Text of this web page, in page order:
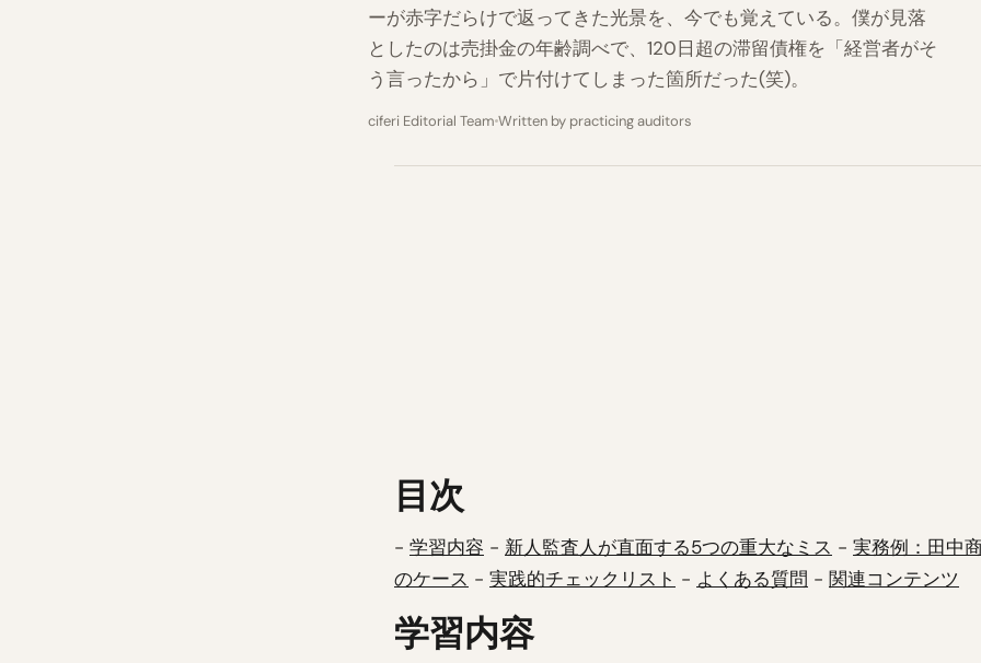
ーが赤字だらけで返ってきた光景を、今でも覚えている。僕が見落
としたのは売掛金の年齢調べで、120日超の滞留債権を「経営者がそ
う言ったから」で片付けてしまった箇所だった(笑)。
ciferi Editorial Team Written by practicing auditors
目次
- 学習内容 - 新人監査人が直面する5つの重大なミス - 実務例：田中
のケース - 実践的チェックリスト - よくある質問 - 関連コンテンツ
学習内容